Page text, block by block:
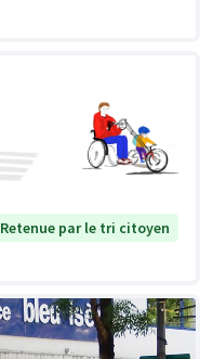
Retenue par le tri citoyen